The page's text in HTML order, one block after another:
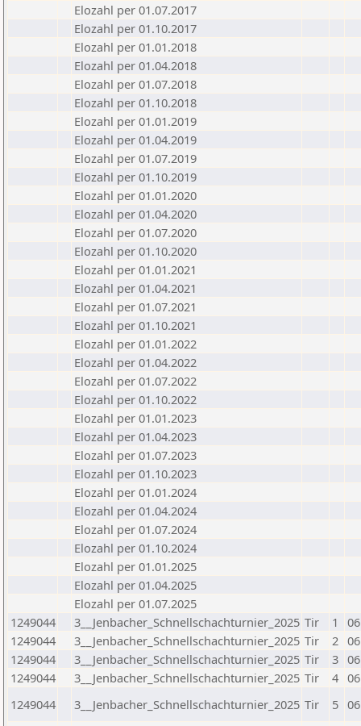
Elozahl per 01.07.2017
Elozahl per 01.10.2017
Elozahl per 01.01.2018
Elozahl per 01.04.2018
Elozahl per 01.07.2018
Elozahl per 01.10.2018
Elozahl per 01.01.2019
Elozahl per 01.04.2019
Elozahl per 01.07.2019
Elozahl per 01.10.2019
Elozahl per 01.01.2020
Elozahl per 01.04.2020
Elozahl per 01.07.2020
Elozahl per 01.10.2020
Elozahl per 01.01.2021
Elozahl per 01.04.2021
Elozahl per 01.07.2021
Elozahl per 01.10.2021
Elozahl per 01.01.2022
Elozahl per 01.04.2022
Elozahl per 01.07.2022
Elozahl per 01.10.2022
Elozahl per 01.01.2023
Elozahl per 01.04.2023
Elozahl per 01.07.2023
Elozahl per 01.10.2023
Elozahl per 01.01.2024
Elozahl per 01.04.2024
Elozahl per 01.07.2024
Elozahl per 01.10.2024
Elozahl per 01.01.2025
Elozahl per 01.04.2025
Elozahl per 01.07.2025
1249044
3__Jenbacher_Schnellschachturnier_2025 Tir 1
1249044
3__Jenbacher_Schnellschachturnier_2025 Tir 2
1249044
3__Jenbacher_Schnellschachturnier_2025 Tir 3
1249044
3__Jenbacher_Schnellschachturnier_2025 Tir 4
1249044
3__Jenbacher_Schnellschachturnier_2025 Tir 5